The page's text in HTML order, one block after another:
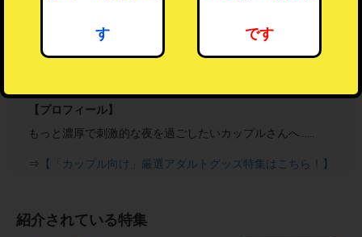
フォロー機能とは？
【プロフィール】
もっと濃厚で刺激的な夜を過ごしたいカップルさんへ……
⇒ 【「カップル向け」厳選アダルトグッズ特集はこちら！】
紹介されている特集
す です